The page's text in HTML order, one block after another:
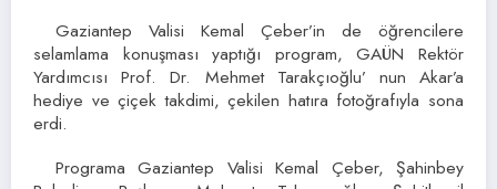
Gaziantep Valisi Kemal Çeber’in de öğrencilere
selamlama konuşması yaptığı program, GAÜN Rektör
Yardımcısı Prof. Dr. Mehmet Tarakçıoğlu’ nun Akar’a
hediye ve çiçek takdimi, çekilen hatıra fotoğrafıyla sona
erdi.
Programa Gaziantep Valisi Kemal Çeber, Şahinbey